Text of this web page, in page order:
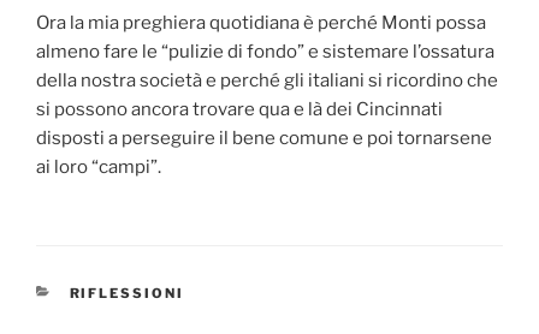
Ora la mia preghiera quotidiana è perché Monti possa
almeno fare le “pulizie di fondo” e sistemare l’ossatura
della nostra società e perché gli italiani si ricordino che
si possono ancora trovare qua e là dei Cincinnati
disposti a perseguire il bene comune e poi tornarsene
ai loro “campi”.
CATEGORIE
RIFLESSIONI